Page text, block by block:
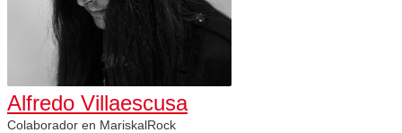
Alfredo Villaescusa
Colaborador en MariskalRock